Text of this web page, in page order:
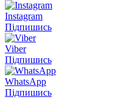
Instagram
Підпишись
Viber
Підпишись
WhatsApp
Підпишись